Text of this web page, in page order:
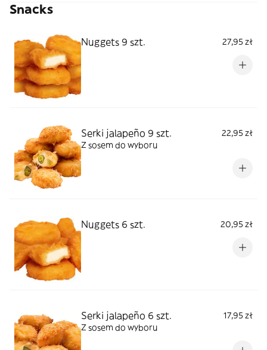
Snacks
Nuggets 9 szt. 27,95 zł
Serki jalapeño 9 szt.
22,95 zł
Z sosem do wyboru
Nuggets 6 szt. 20,95 zł
Serki jalapeño 6 szt.
17,95 zł
Z sosem do wyboru